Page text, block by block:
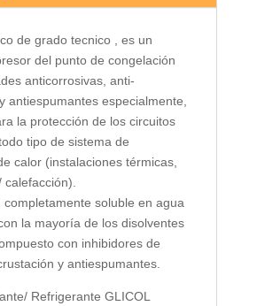
de grado tecnico , es un
del punto de congelación
anticorrosivas, anti-
antiespumantes especialmente,
la protección de los circuitos
tipo de sistema de
calor (instalaciones térmicas,
completamente soluble en agua
la mayoría de los disolventes
con inhibidores de
y antiespumantes.
Refrigerante GLICOL